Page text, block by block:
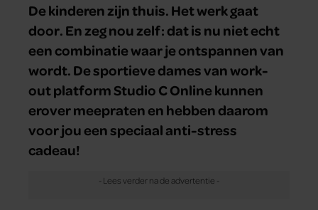
De kinderen zijn thuis. Het werk gaat
door. En zeg nou zelf: dat is nu niet echt
een combinatie waar je ontspannen van
wordt. De sportieve dames van work-
out platform Studio C Online kunnen
erover meepraten en hebben daarom
voor jou een speciaal anti-stress
cadeau!